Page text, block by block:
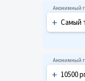
+ Самый
+ 10500